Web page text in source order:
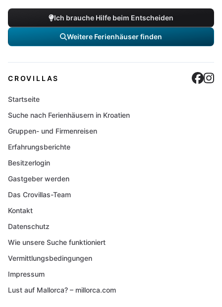
Ich brauche Hilfe beim Entscheiden
Weitere Ferienhäuser finden
CROVILLAS
Startseite
Suche nach Ferienhäusern in Kroatien
Gruppen- und Firmenreisen
Erfahrungsberichte
Besitzerlogin
Gastgeber werden
Das Crovillas-Team
Kontakt
Datenschutz
Wie unsere Suche funktioniert
Vermittlungsbedingungen
Impressum
Lust auf Mallorca? – millorca.com